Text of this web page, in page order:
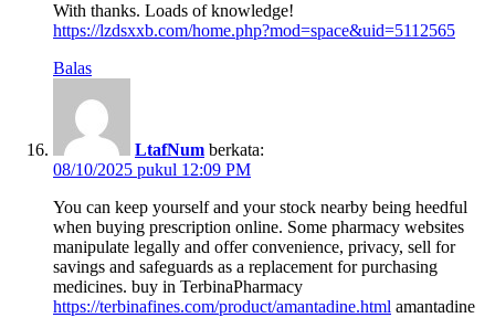
With thanks. Loads of knowledge!
https://lzdsxxb.com/home.php?mod=space&uid=5112565
Balas
LtafNum berkata:
08/10/2025 pukul 12:09 PM
You can keep yourself and your stock nearby being heedful
when buying prescription online. Some pharmacy websites
manipulate legally and offer convenience, privacy, sell for
savings and safeguards as a replacement for purchasing
medicines. buy in TerbinaPharmacy
https://terbinafines.com/product/amantadine.html amantadine